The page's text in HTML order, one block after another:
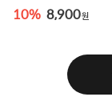
10% 8,900원